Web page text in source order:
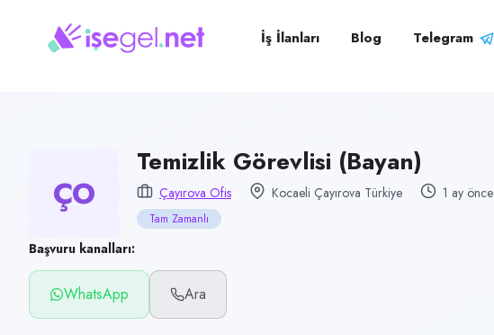
Temizlik Görevlisi (Bayan)
Çayırova, Kocaeli
Çalışma şekli
Tam Zamanlı · Ofis
Yayın tarihi
1 Temmuz 2026
İş İlanları Blog Telegram
ÇO
Temizlik Görevlisi (Bayan)
Çayırova Ofis Kocaeli Çayırova Türkiye 1 ay önce
Tam Zamanlı
Başvuru kanalları:
WhatsApp Ara